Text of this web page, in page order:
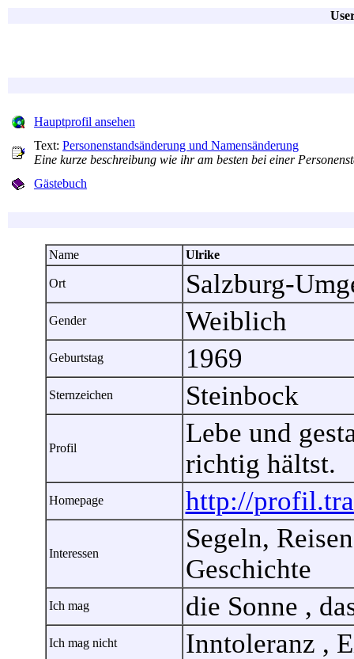
Hauptprofil ansehen
Text: Personenstandsänderung und Namensänderung
Eine kurze beschreibung wie ihr am besten bei einer
Gästebuch
Name Ulrike
Ort Salzburg-
Gender Weiblich
Geburtstag 1969
Sternzeichen Steinbock
Profil
Lebe und
richtig hältst.
Homepage http://
Interessen
Segeln,
Geschichte
Ich mag die Sonne ,
Ich mag nicht Inntoleranz ,